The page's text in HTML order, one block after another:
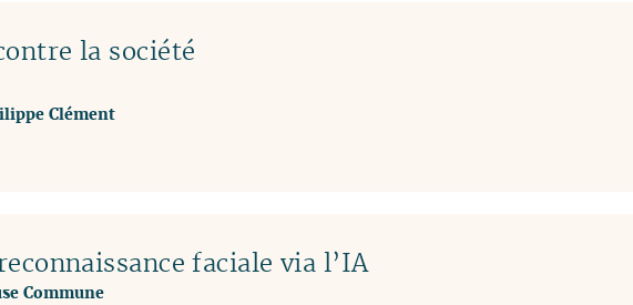
la société
Clément
faciale via l’IA
Commune